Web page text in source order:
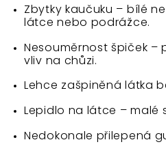
Zbytky kaučuku – bílé
látce nebo podrážce.
Nesouměrnost špiček –
vliv na chůzi.
Lehce zašpiněná látka
Lepidlo na látce – malé
Nedokonale přilepená